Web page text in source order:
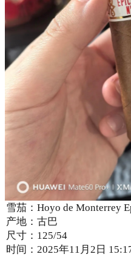
雪茄：Hoyo de Monterrey
产地：古巴
尺寸：125/54
时间：2025年11月2日